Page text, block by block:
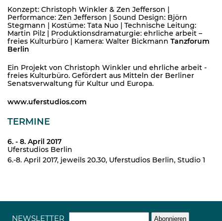
Konzept: Christoph Winkler & Zen Jefferson |
Performance: Zen Jefferson | Sound Design: Björn
Stegmann | Kostüme: Tata Nuo | Technische Leitung:
Martin Pilz | Produktionsdramaturgie: ehrliche arbeit –
freies Kulturbüro | Kamera: Walter Bickmann Tanzforum
Berlin
Ein Projekt von Christoph Winkler und ehrliche arbeit -
freies Kulturbüro. Gefördert aus Mitteln der Berliner
Senatsverwaltung für Kultur und Europa.
www.uferstudios.com
TERMINE
6. - 8. April 2017
Uferstudios Berlin
6.-8. April 2017, jeweils 20.30, Uferstudios Berlin, Studio 1
NEWSLETTER